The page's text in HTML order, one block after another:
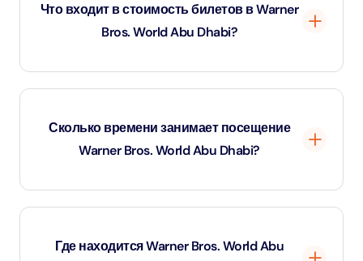
с эксклюзивной продукцией, такой как игрушки, одежда
Что входит в стоимость билетов в Warner
Bros. World Abu Dhabi?
Билеты в Warner Bros. World Abu Dhabi включают в
тематических площадок и персонажей парка.
Сколько времени занимает посещение
Warner Bros. World Abu Dhabi?
Для комфортного посещения Warner Bros. World Abu
осмотреть все аттракционы, шоу и развлечения.
Где находится Warner Bros. World Abu